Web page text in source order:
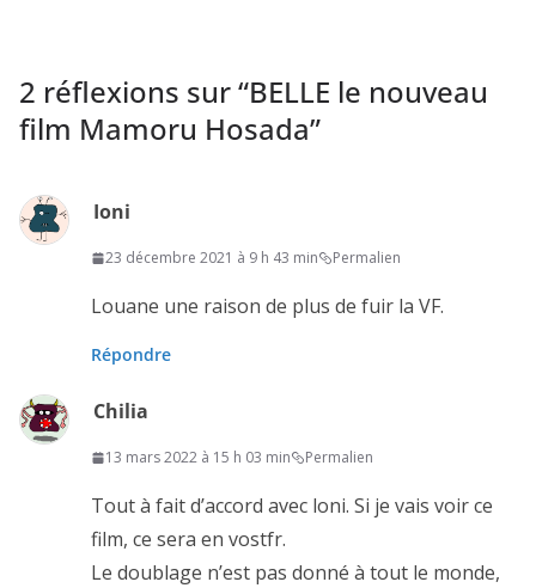
2 réflexions sur “BELLE le nouveau
film Mamoru Hosada”
Ioni
23 décembre 2021 à 9 h 43 min Permalien
Louane une raison de plus de fuir la VF.
Répondre
Chilia
13 mars 2022 à 15 h 03 min Permalien
Tout à fait d’accord avec loni. Si je vais voir ce
film, ce sera en vostfr.
Le doublage n’est pas donné à tout le monde,